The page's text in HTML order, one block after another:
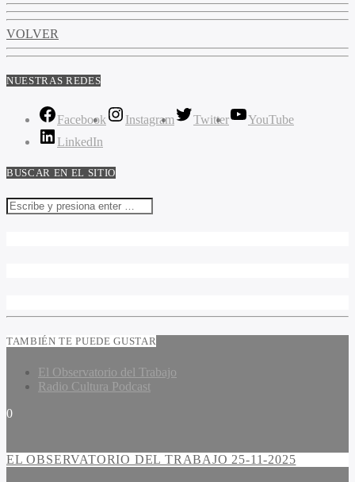
VOLVER
NUESTRAS REDES
Facebook Instagram Twitter
YouTube
LinkedIn
BUSCAR EN EL SITIO
TAMBIÉN TE PUEDE GUSTAR
El Observatorio del Trabajo
Radio Cultura Podcast
0
EL OBSERVATORIO DEL TRABAJO 25-11-2025